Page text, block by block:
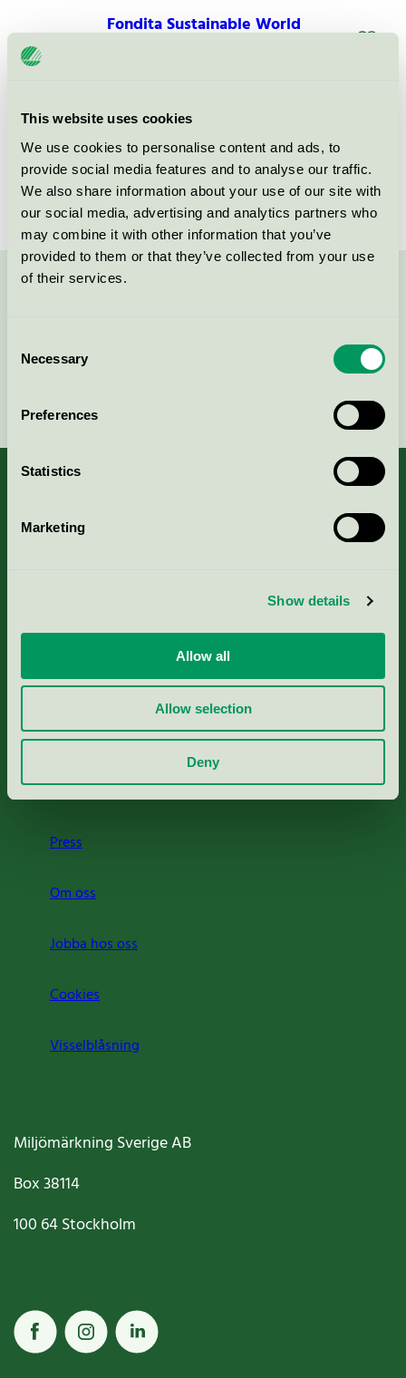
This website uses cookies
We use cookies to personalise content and ads, to
provide social media features and to analyse our traffic.
We also share information about your use of our site with
our social media, advertising and analytics partners who
may combine it with other information that you’ve
provided to them or that they’ve collected from your use
of their services.
Selection
Necessary
Preferences
Statistics
Marketing
Show details
Allow all
Allow selection
Deny
Fondita Sustainable World
Coeli Circulus
Kriterier, ansökan & avgifter
Nordic Ecolabelling Portal
Portal för massa, papper & tryckerier
Svanens husproduktportal-HPP
Rapporter & undersökningar
Press
Om oss
Jobba hos oss
Cookies
Visselblåsning
Miljömärkning Sverige AB
Box38114
100 64Stockholm